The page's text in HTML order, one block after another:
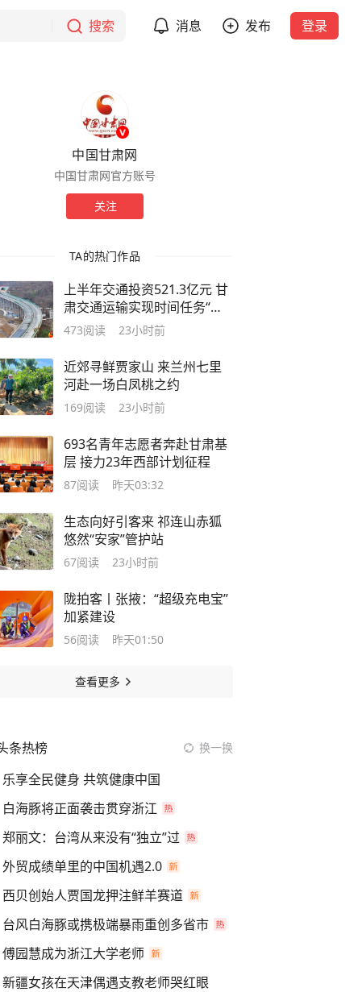
搜索 消息 发布 登录
中国甘肃网
中国甘肃网官方账号
关注
TA的热门作品
上半年交通投资521.3亿元 甘
肃交通运输实现时间任务“双
过半”
473阅读 23小时前
近郊寻鲜贾家山 来兰州七里
河赴一场白凤桃之约
169阅读 23小时前
693名青年志愿者奔赴甘肃基
层 接力23年西部计划征程
87阅读 昨天03:32
生态向好引客来 祁连山赤狐
悠然“安家”管护站
67阅读 23小时前
陇拍客丨张掖：“超级充电宝”
加紧建设
56阅读 昨天01:50
查看更多
条热榜 换一换
乐享全民健身 共筑健康中国
白海豚将正面袭击贯穿浙江
郑丽文：台湾从来没有“独立”过
外贸成绩单里的中国机遇2.0
西贝创始人贾国龙押注鲜羊赛道
台风白海豚或携极端暴雨重创多省市
傅园慧成为浙江大学老师
新疆女孩在天津偶遇支教老师哭红眼